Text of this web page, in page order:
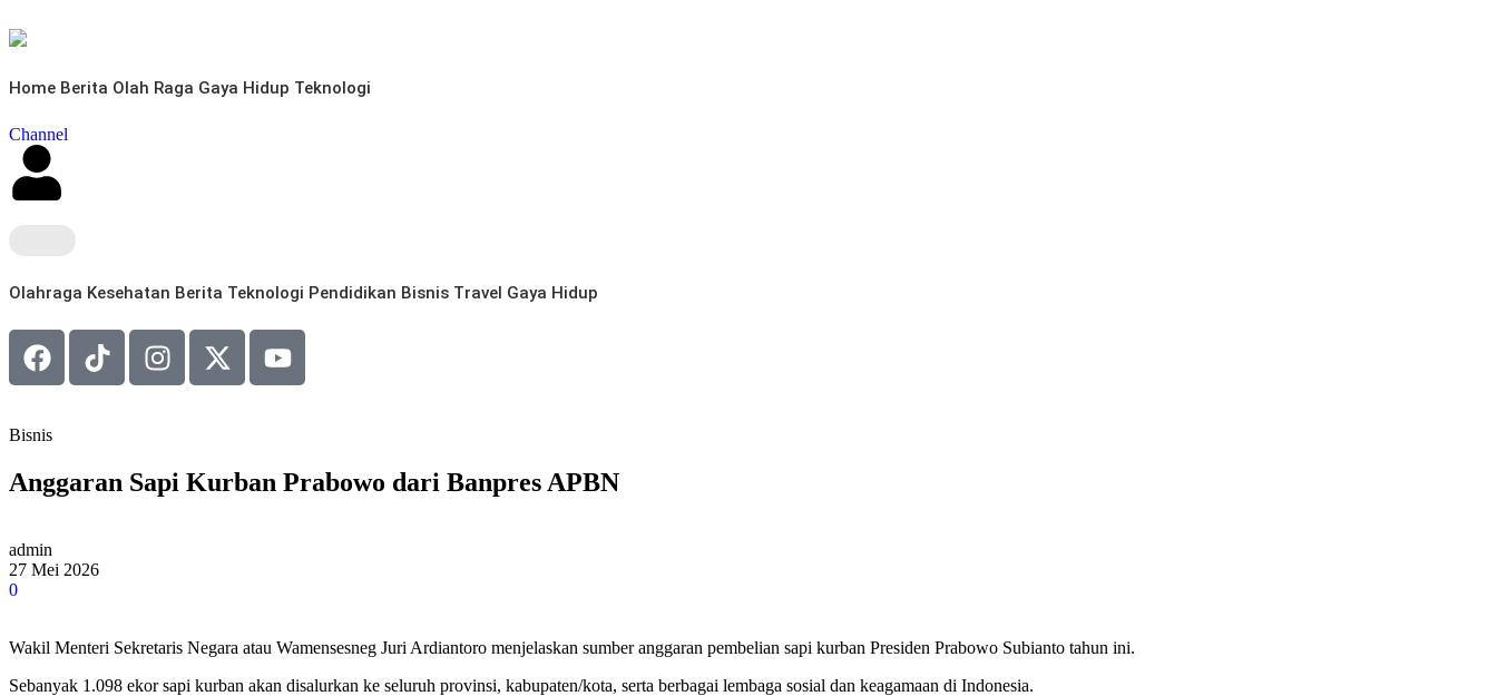
Home Berita Olah Raga Gaya Hidup Teknologi
Channel
Olahraga Kesehatan Berita Teknologi Pendidikan Bisnis Travel Gaya Hidup
Bisnis
Anggaran Sapi Kurban Prabowo dari Banpres APBN
admin
27 Mei 2026
0
Wakil Menteri Sekretaris Negara atau Wamensesneg Juri Ardiantoro menjelaskan sumber anggaran pembelian sapi kurban Presiden Prabowo Subianto tahun ini.
Sebanyak 1.098 ekor sapi kurban akan disalurkan ke seluruh provinsi, kabupaten/kota, serta berbagai lembaga sosial dan keagamaan di Indonesia.